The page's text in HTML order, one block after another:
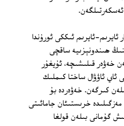
ئايرىم-ئايرىم ئىككى ئورۇندا
ھىندونېزىيە ساقچى
خەۋەر قىلىشىچە، ئۇيغۇر
ئاي ئاۋۋال ساختا كىملىك
كىرگەن. خەۋەردە بۇ
خرىستىئان جامائىتى
گۇمانى بىلەن قولغا